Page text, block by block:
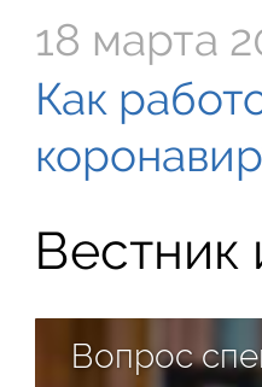
18 марта
Как
Вестник
Вопрос